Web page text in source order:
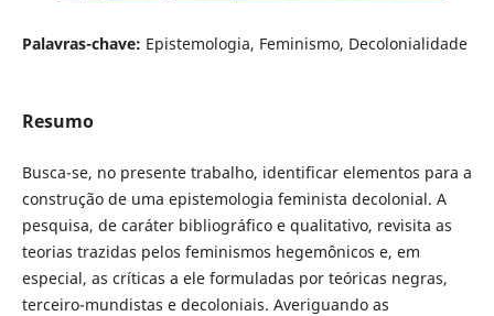
Palavras-chave: Epistemologia, Feminismo, Decolonialidade
Resumo
Busca-se, no presente trabalho, identificar elementos para a
construção de uma epistemologia feminista decolonial. A
pesquisa, de caráter bibliográfico e qualitativo, revisita as
teorias trazidas pelos feminismos hegemônicos e, em
especial, as críticas a ele formuladas por teóricas negras,
terceiro-mundistas e decoloniais. Averiguando as